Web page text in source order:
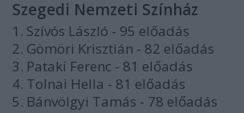
Szegedi Nemzeti Színház
1. Szívós László - 95 előadás
2. Gömöri Krisztián - 82 előadás
3. Pataki Ferenc - 81 előadás
4. Tolnai Hella - 81 előadás
5. Bánvölgyi Tamás - 78 előadás